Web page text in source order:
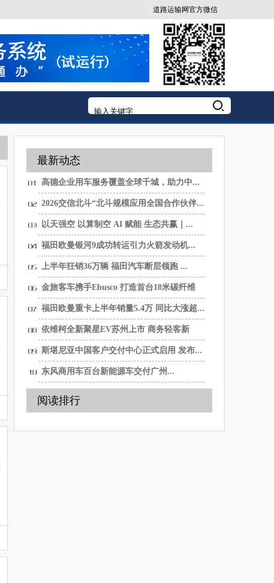
道路运输网官方微信
最新动态
高德企业用车服务覆盖全球千城，助力中...
2026交信北斗“北斗规模应用全国合作伙伴...
以天强空 以算制空 AI 赋能 生态共赢｜...
福田欧曼银河9成功转运引力火箭发动机...
上半年狂销36万辆 福田汽车断层领跑 ...
金旅客车携手Ebusco 打造首台18米碳纤维
纯...
福田欧曼重卡上半年销量5.4万 同比大涨超...
依维柯全新聚星EV苏州上市 商务轻客新
选...
斯堪尼亚中国客户交付中心正式启用 发布...
东风商用车百台新能源车交付广州...
阅读排行